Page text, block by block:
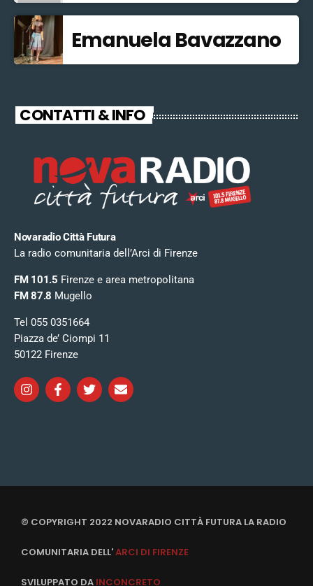
Emanuela Bavazzano
CONTATTI & INFO
Novaradio Città Futura
La radio comunitaria dell’Arci di Firenze
FM 101.5 Firenze e area metropolitana
FM 87.8 Mugello
Tel 055 0351664
Piazza de’ Ciompi 11
50122 Firenze
© COPYRIGHT 2022 NOVARADIO CITTÀ FUTURA LA RADIO
COMUNITARIA DELL'ARCI DI FIRENZE
SVILUPPATO DA INCONCRETO